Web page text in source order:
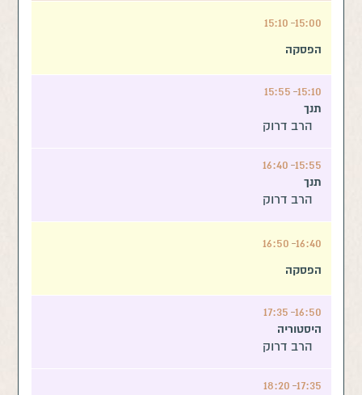
15:00
15:10
הפסקה
15:10
15:55
תנך
הרב דרוק
15:55
16:40
תנך
הרב דרוק
16:40
16:50
הפסקה
16:50
17:35
היסטוריה
הרב דרוק
17:35
18:20